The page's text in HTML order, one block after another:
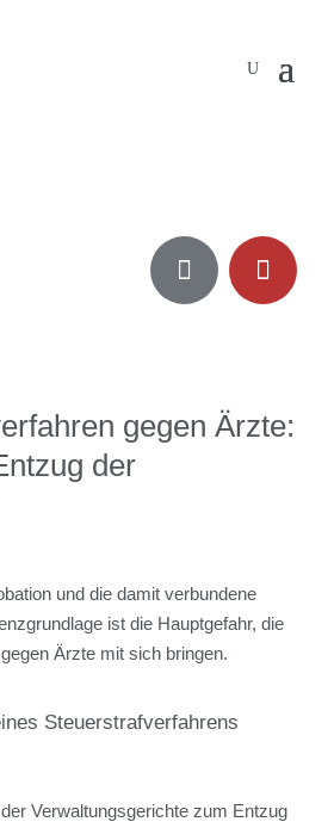
gegen Ärzte:
der
und die damit verbundene
ist die Hauptgefahr, die
Ärzte mit sich bringen.
Steuerstrafverfahrens
Verwaltungsgerichte zum Entzug